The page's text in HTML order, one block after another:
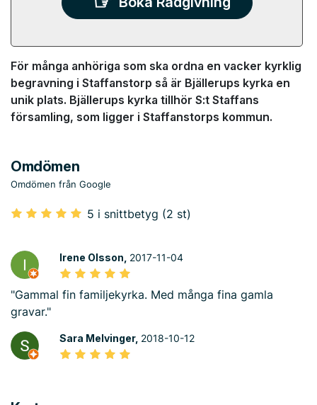
För många anhöriga som ska ordna en vacker kyrklig
begravning i Staffanstorp så är Bjällerups kyrka en
unik plats. Bjällerups kyrka tillhör S:t Staffans
församling, som ligger i Staffanstorps kommun.
Omdömen
Omdömen från Google
5 i snittbetyg (2 st)
Irene Olsson, 2017-11-04
"Gammal fin familjekyrka. Med många fina gamla
gravar."
Sara Melvinger, 2018-10-12